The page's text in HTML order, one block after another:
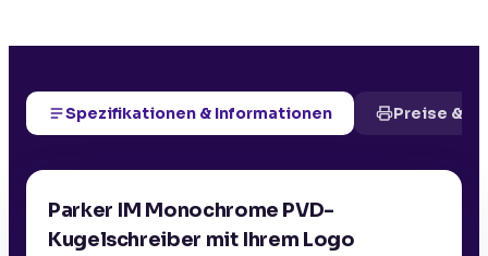
Spezifikationen & Informationen Preise &
Parker IM Monochrome PVD-
Kugelschreiber mit Ihrem Logo